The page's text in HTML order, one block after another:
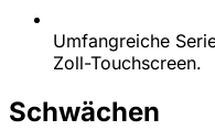
Umfangreiche
Zoll-Touchscreen.
Schwächen